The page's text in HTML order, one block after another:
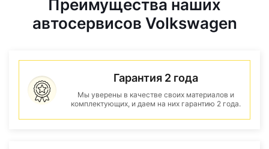
Преимущества наших
автосервисов Volkswagen
Гарантия 2 года
Мы уверены в качестве своих материалов и
комплектующих, и даем на них гарантию 2 года.